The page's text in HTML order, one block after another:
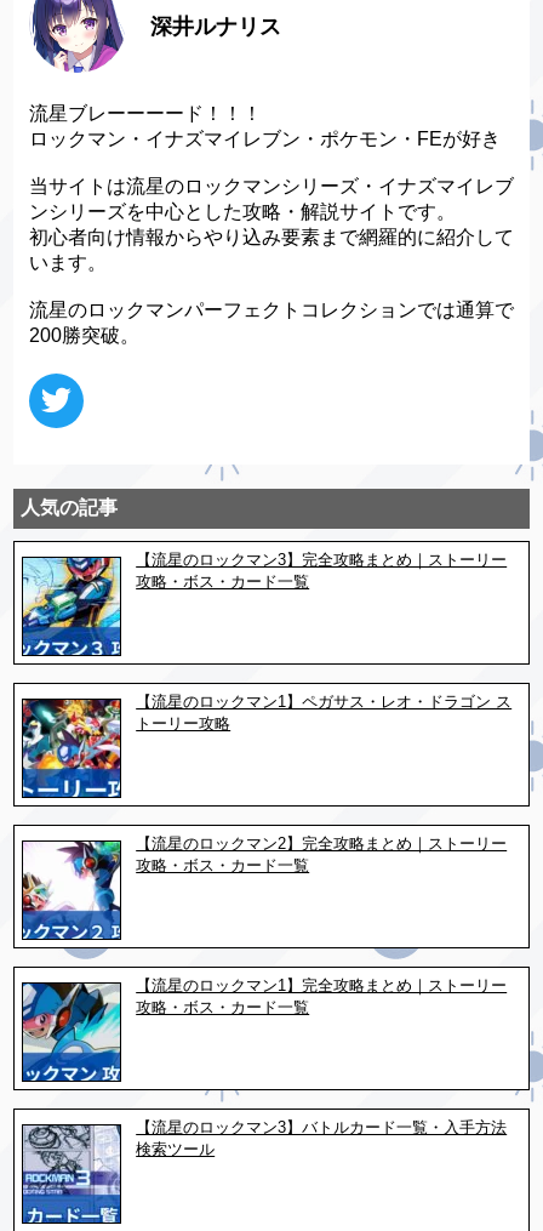
深井ルナリス
流星ブレーーーード！！！
ロックマン・イナズマイレブン・ポケモン・FEが好き
当サイトは流星のロックマンシリーズ・イナズマイレブ
ンシリーズを中心とした攻略・解説サイトです。
初心者向け情報からやり込み要素まで網羅的に紹介して
います。
流星のロックマンパーフェクトコレクションでは通算で
200勝突破。
人気の記事
【流星のロックマン3】完全攻略まとめ｜ストーリー
攻略・ボス・カード一覧
【流星のロックマン1】ペガサス・レオ・ドラゴン ス
トーリー攻略
【流星のロックマン2】完全攻略まとめ｜ストーリー
攻略・ボス・カード一覧
【流星のロックマン1】完全攻略まとめ｜ストーリー
攻略・ボス・カード一覧
【流星のロックマン3】バトルカード一覧・入手方法
検索ツール